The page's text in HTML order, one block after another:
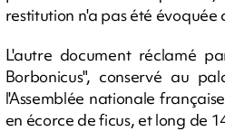
restitution n'a pas été évoquée
L'autre document réclamé
Borbonicus", conservé au
l'Assemblée nationale
en écorce de ficus, et long de